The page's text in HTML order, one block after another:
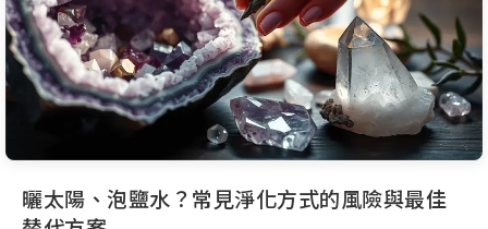
曬太陽、泡鹽水？常見淨化方式的風險與最佳